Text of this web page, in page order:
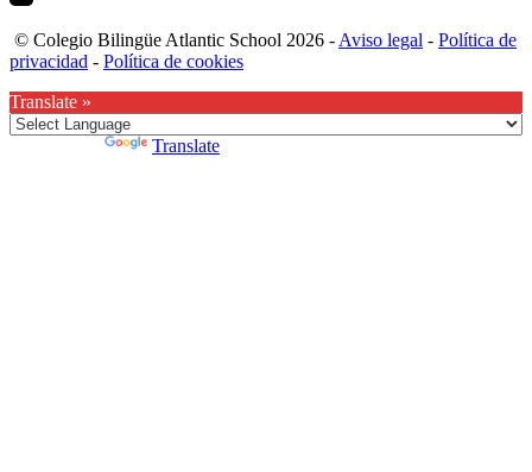
© Colegio Bilingüe Atlantic School 2026 - Aviso legal - Política de
privacidad - Política de cookies
Translate »
Translate